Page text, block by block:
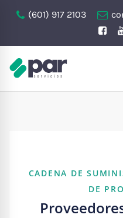
(601) 917 2103
CADENA DE
DE